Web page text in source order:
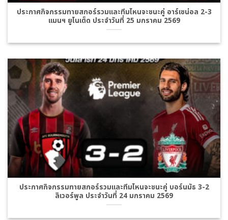
ประกาศกิจกรรมทายสกอร์รวมและทีมไหนจะชนะคู่ อาร์เซน่อล 2-3
แมนฯ ยูไนเต็ด ประจำวันที่ 25 มกราคม 2569
ประกาศกิจกรรมทายสกอร์รวมและทีมไหนจะชนะคู่ บอร์นมัธ 3-2
ลิเวอร์พูล ประจำวันที่ 24 มกราคม 2569